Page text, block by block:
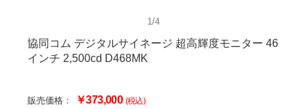
1/4
協同コム デジタルサイネージ 超高輝度モニター 46
インチ 2,500cd D468MK
販売価格： ￥373,000 (税込)